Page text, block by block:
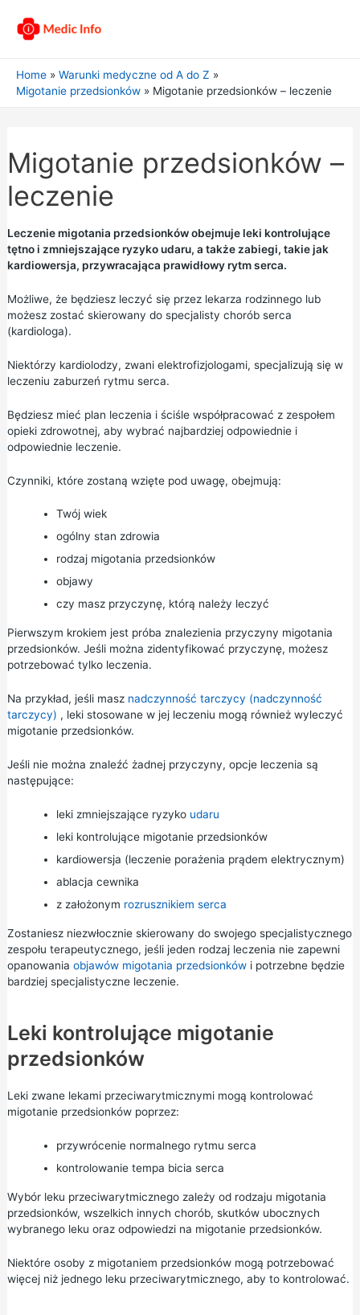
Home
Warunki medyczne od A do Z
Migotanie przedsionków
Migotanie przedsionków – leczenie
Migotanie przedsionków –
leczenie
Leczenie migotania przedsionków obejmuje leki kontrolujące
tętno i zmniejszające ryzyko udaru, a także zabiegi, takie jak
kardiowersja, przywracająca prawidłowy rytm serca.
Możliwe, że będziesz leczyć się przez lekarza rodzinnego lub
możesz zostać skierowany do specjalisty chorób serca
(kardiologa).
Niektórzy kardiolodzy, zwani elektrofizjologami, specjalizują się w
leczeniu zaburzeń rytmu serca.
Będziesz mieć plan leczenia i ściśle współpracować z zespołem
opieki zdrowotnej, aby wybrać najbardziej odpowiednie i
odpowiednie leczenie.
Czynniki, które zostaną wzięte pod uwagę, obejmują:
Twój wiek
ogólny stan zdrowia
rodzaj migotania przedsionków
objawy
czy masz przyczynę, którą należy leczyć
Pierwszym krokiem jest próba znalezienia przyczyny migotania
przedsionków. Jeśli można zidentyfikować przyczynę, możesz
potrzebować tylko leczenia.
Na przykład, jeśli masz nadczynność tarczycy (nadczynność
tarczycy) , leki stosowane w jej leczeniu mogą również wyleczyć
migotanie przedsionków.
Jeśli nie można znaleźć żadnej przyczyny, opcje leczenia są
następujące:
leki zmniejszające ryzyko udaru
leki kontrolujące migotanie przedsionków
kardiowersja (leczenie porażenia prądem elektrycznym)
ablacja cewnika
z założonym rozrusznikiem serca
Zostaniesz niezwłocznie skierowany do swojego specjalistycznego
zespołu terapeutycznego, jeśli jeden rodzaj leczenia nie zapewni
opanowania objawów migotania przedsionkówi potrzebne będzie
bardziej specjalistyczne leczenie.
Leki kontrolujące migotanie
przedsionków
Leki zwane lekami przeciwarytmicznymi mogą kontrolować
migotanie przedsionków poprzez:
przywrócenie normalnego rytmu serca
kontrolowanie tempa bicia serca
Wybór leku przeciwarytmicznego zależy od rodzaju migotania
przedsionków, wszelkich innych chorób, skutków ubocznych
wybranego leku oraz odpowiedzi na migotanie przedsionków.
Niektóre osoby z migotaniem przedsionków mogą potrzebować
więcej niż jednego leku przeciwarytmicznego, aby to kontrolować.